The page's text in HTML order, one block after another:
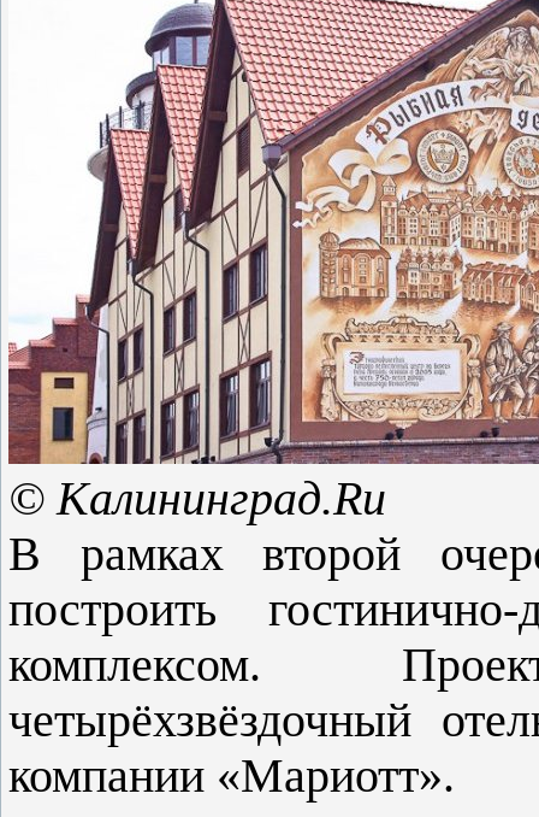
© Калининград.Ru
В рамках второй
построить
комплексом.
четырёхзвёздочный
компании «Мариотт».